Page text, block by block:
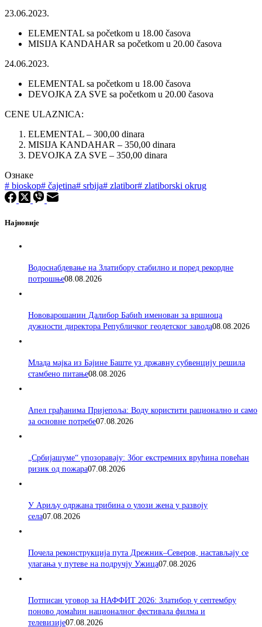
23.06.2023.
ELEMENTAL sa početkom u 18.00 časova
MISIJA KANDAHAR sa početkom u 20.00 časova
24.06.2023.
ELEMENTAL sa početkom u 18.00 časova
DEVOJKA ZA SVE sa početkom u 20.00 časova
CENE ULAZNICA:
ELEMENTAL – 300,00 dinara
MISIJA KANDAHAR – 350,00 dinara
DEVOJKA ZA SVE – 350,00 dinara
Ознаке
# bioskop# čajetina# srbija# zlatibor# zlatiborski okrug
Најновије
Водоснабдевање на Златибору стабилно и поред рекордне
потрошње08.08.2026
Нововарошанин Далибор Бабић именован за вршиоца
дужности директора Републичког геодетског завода08.08.2026
Млада мајка из Бајине Баште уз државну субвенцију решила
стамбено питање08.08.2026
Апел грађанима Пријепоља: Воду користити рационално и само
за основне потребе07.08.2026
„Србијашуме“ упозоравају: Због екстремних врућина повећан
ризик од пожара07.08.2026
У Ариљу одржана трибина о улози жена у развоју
села07.08.2026
Почела реконструкција пута Дрежник–Северов, настављају се
улагања у путеве на подручју Ужица07.08.2026
Потписан уговор за НАФФИТ 2026: Златибор у септембру
поново домаћин националног фестивала филма и
телевизије07.08.2026